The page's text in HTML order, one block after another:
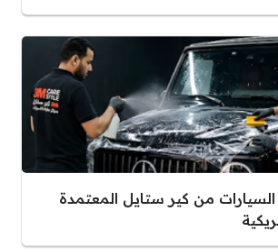
من كير ستايل المعتمدة